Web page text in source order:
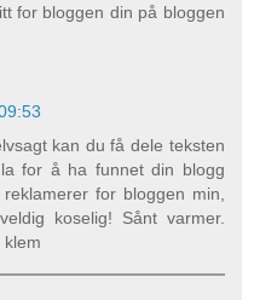
for bloggen din på bloggen
kan du få dele teksten
for å ha funnet din blogg
for bloggen min,
koselig! Sånt varmer.